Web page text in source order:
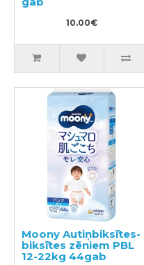
10.00€
Moony Autiņbiksītes-
biksītes zēniem PBL
12-22kg 44gab